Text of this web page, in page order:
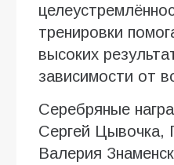
тренировки
высоких
зависимости от
Серебряные
Сергей Цывочка,
Валерия